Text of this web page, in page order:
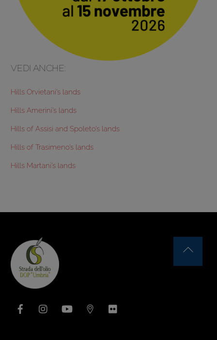
VEDI ANCHE:
Hills Orvietani’s lands
Hills Amerini’s lands
Hills of Assisi and Spoleto’s lands
Hills of Trasimeno’s lands
Hills Martani’s lands
YouTube